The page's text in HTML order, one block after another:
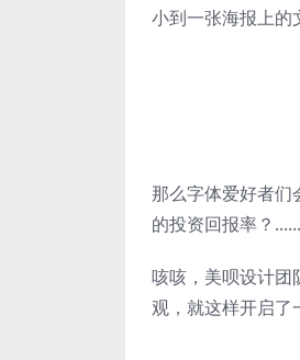
小到一张海报上的
那么字体爱好者们
的投资回报率？
咳咳，美呗设计团
观，就这样开启了